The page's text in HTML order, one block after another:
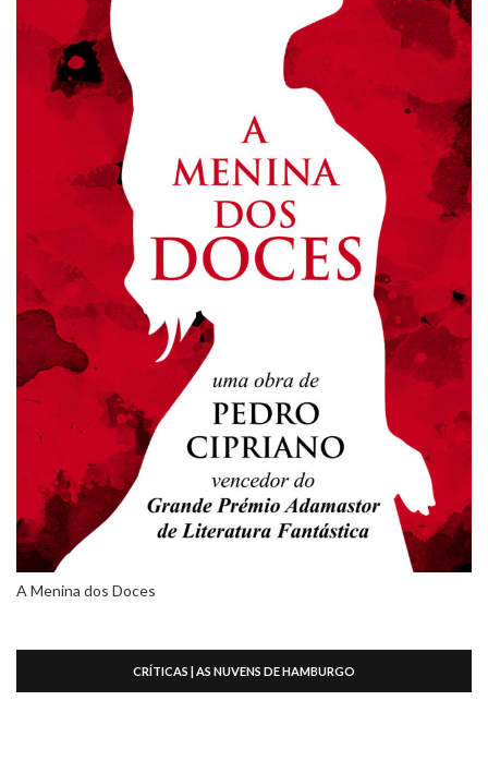
A Menina dos Doces
CRÍTICAS | AS NUVENS DE HAMBURGO